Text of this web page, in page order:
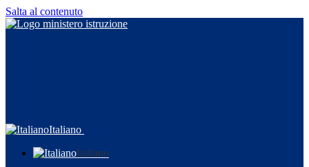
Salta al contenuto
Italiano
Italiano